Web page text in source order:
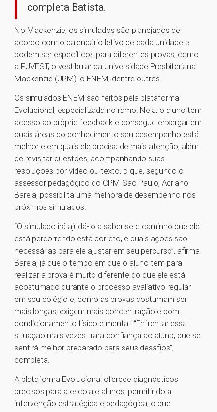
completa Batista.
No Mackenzie, os simulados são planejados de
acordo com o calendário letivo de cada unidade e
podem ser específicos para diferentes provas, como
a FUVEST, o vestibular da Universidade Presbiteriana
Mackenzie (UPM), o ENEM, dentre outros.
Os simulados ENEM são feitos pela plataforma
Evolucional, especializada no ramo. Nela, o aluno tem
acesso ao próprio feedback e consegue enxergar em
quais áreas do conhecimento seu desempenho está
melhor e em quais ele precisa de mais atenção, além
de revisitar questões, acompanhando suas
resoluções por vídeo ou texto, o que, segundo o
assessor pedagógico do CPM São Paulo, Adriano
Bareia, possibilita uma melhora de desempenho nos
próximos simulados.
“O simulado irá ajudá-lo a saber se o caminho que ele
está percorrendo está correto, e quais ações são
necessárias para ele ajustar em seu percurso”, afirma
Bareia, já que o tempo em que o aluno tem para
realizar a prova é muito diferente do que ele está
acostumado durante o processo avaliativo regular
em seu colégio e, como as provas costumam ser
mais longas, exigem mais concentração e bom
condicionamento físico e mental. “Enfrentar essa
situação mais vezes trará confiança ao aluno, que se
sentirá melhor preparado para seus desafios”,
completa.
A plataforma Evolucional oferece diagnósticos
precisos para a escola e alunos, permitindo a
intervenção estratégica e pedagógica, o que